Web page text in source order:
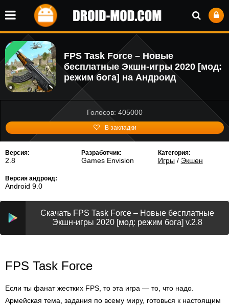
FPS Task Force – Новые
бесплатные Экшн-игры 2020 [мод:
режим бога] на Андроид
Голосов: 405000
В закладки
Версия:
2.8
Разработчик:
Games Envision
Категория:
Игры/ Экшен
Версия андроид:
Android 9.0
Скачать FPS Task Force – Новые бесплатные
Экшн-игры 2020 [мод: режим бога] v.2.8
FPS Task Force
Если ты фанат жестких FPS, то эта игра — то, что надо.
Армейская тема, задания по всему миру, готовься к настоящим